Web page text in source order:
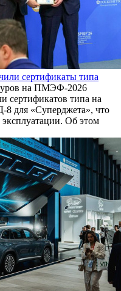
сертификаты типа
на ПМЭФ-2026
сертификатов типа на
8 для «Суперджета», что
эксплуатации. Об этом